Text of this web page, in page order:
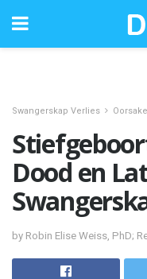
Swangerskap Verlies
Dood en
by Robin Elise Weiss, PhD;